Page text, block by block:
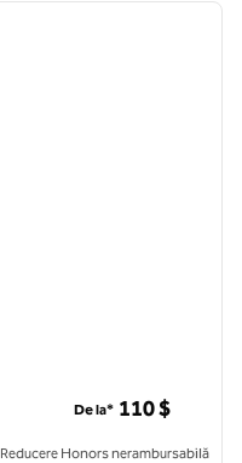
De la* 110 $
Reducere Honors nerambursabilă